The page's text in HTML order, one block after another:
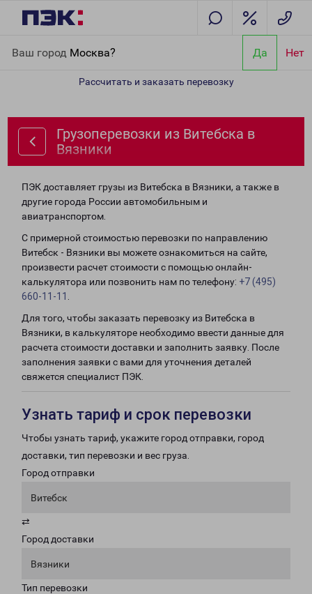
Ваш город Москва? Да Нет
Рассчитать и заказать перевозку
Грузоперевозки из Витебска в
Вязники
ПЭК доставляет грузы из Витебска в Вязники, а также в
другие города России автомобильным и
авиатранспортом.
С примерной стоимостью перевозки по направлению
Витебск - Вязники вы можете ознакомиться на сайте,
произвести расчет стоимости с помощью онлайн-
калькулятора или позвонить нам по телефону: +7 (495)
660-11-11
Для того, чтобы заказать перевозку из Витебска в
Вязники, в калькуляторе необходимо ввести данные для
расчета стоимости доставки и заполнить заявку. После
заполнения заявки с вами для уточнения деталей
свяжется специалист ПЭК.
Узнать тариф и срок перевозки
Чтобы узнать тариф, укажите город отправки, город
доставки, тип перевозки и вес груза.
Город отправки
Витебск
⇄
Город доставки
Вязники
Тип перевозки